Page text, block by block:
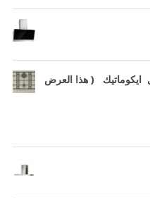
ستيل ايكوماتيك ( هذا العرض